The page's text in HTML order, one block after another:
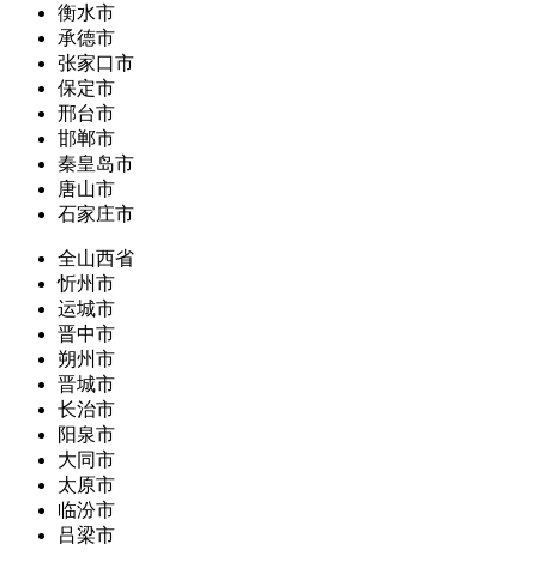
衡水市
承德市
张家口市
保定市
邢台市
邯郸市
秦皇岛市
唐山市
石家庄市
全山西省
忻州市
运城市
晋中市
朔州市
晋城市
长治市
阳泉市
大同市
太原市
临汾市
吕梁市